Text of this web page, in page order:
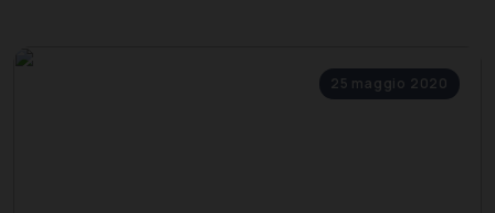
25 maggio 2020